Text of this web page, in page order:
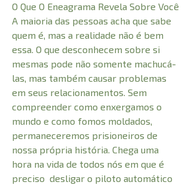
O Que O Eneagrama Revela Sobre Você
A maioria das pessoas acha que sabe
quem é, mas a realidade não é bem
essa. O que desconhecem sobre si
mesmas pode não somente machucá-
las, mas também causar problemas
em seus relacionamentos. Sem
compreender como enxergamos o
mundo e como fomos moldados,
permaneceremos prisioneiros de
nossa própria história. Chega uma
hora na vida de todos nós em que é
preciso desligar o piloto automático